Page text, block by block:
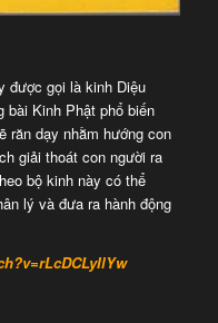
được gọi là kinh Diệu
bài Kinh Phật phổ biến
răn dạy nhằm hướng con
giải thoát con người ra
bộ kinh này có thể
lý và đưa ra hành động